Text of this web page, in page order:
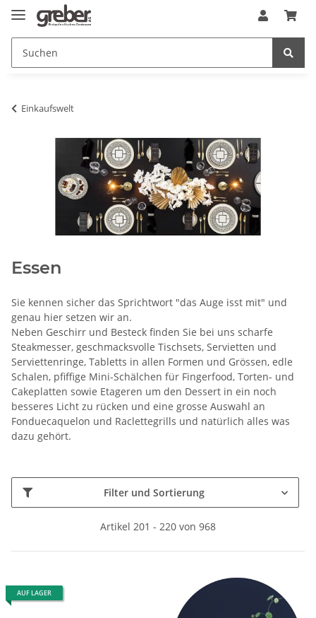
Einkaufswelt
Essen
Sie kennen sicher das Sprichtwort "das Auge isst mit" und
genau hier setzen wir an.
Neben Geschirr und Besteck finden Sie bei uns scharfe
Steakmesser, geschmacksvolle Tischsets, Servietten und
Serviettenringe, Tabletts in allen Formen und Grössen, edle
Schalen, pfiffige Mini-Schälchen für Fingerfood, Torten- und
Cakeplatten sowie Etageren um den Dessert in ein noch
besseres Licht zu rücken und eine grosse Auswahl an
Fonduecaquelon und Raclettegrills und natürlich alles was
dazu gehört.
Filter und Sortierung
Artikel 201 - 220 von 968
AUF LAGER